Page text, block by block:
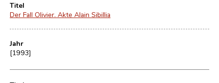
Titel
Der Fall Olivier. Akte Alain Sibillia
Jahr
[1993]